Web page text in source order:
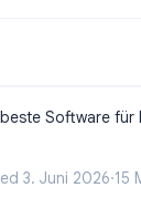
Software für
3. Juni 2026·15